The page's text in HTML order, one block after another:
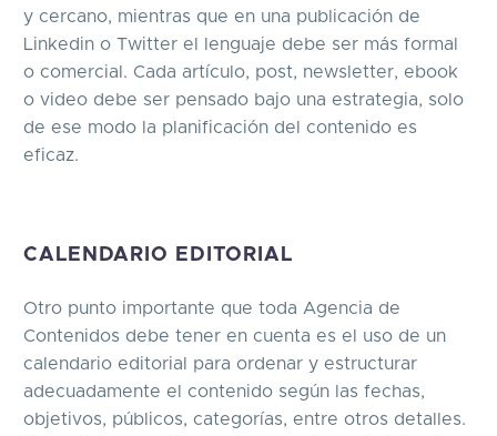
y cercano, mientras que en una publicación de
Linkedin o Twitter el lenguaje debe ser más formal
o comercial. Cada artículo, post, newsletter, ebook
o video debe ser pensado bajo una estrategia, solo
de ese modo la planificación del contenido es
eficaz.
CALENDARIO EDITORIAL
Otro punto importante que toda Agencia de
Contenidos debe tener en cuenta es el uso de un
calendario editorial para ordenar y estructurar
adecuadamente el contenido según las fechas,
objetivos, públicos, categorías, entre otros detalles.